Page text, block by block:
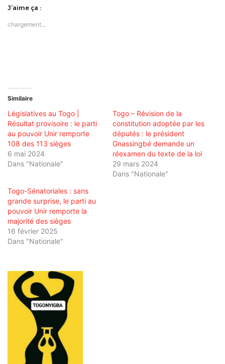
J’aime ça :
chargement…
Similaire
Législatives au Togo |
Résultat provisoire : le parti
au pouvoir Unir remporte
108 des 113 sièges
6 mai 2024
Dans "Nationale"
Togo – Révision de la
constitution adoptée par les
députés : le président
Gnassingbé demande un
réexamen du texte de la loi
29 mars 2024
Dans "Nationale"
Togo-Sénatoriales : sans
grande surprise, le parti au
pouvoir Unir remporte la
majorité des sièges
16 février 2025
Dans "Nationale"